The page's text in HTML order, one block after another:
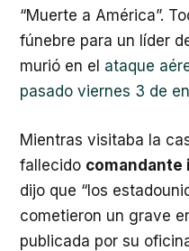
“Muerte a América”.
fúnebre para un líder
murió en el ataque
pasado viernes 3 de
Mientras visitaba la
fallecido comandante
dijo que “los
cometieron un grave
publicada por su